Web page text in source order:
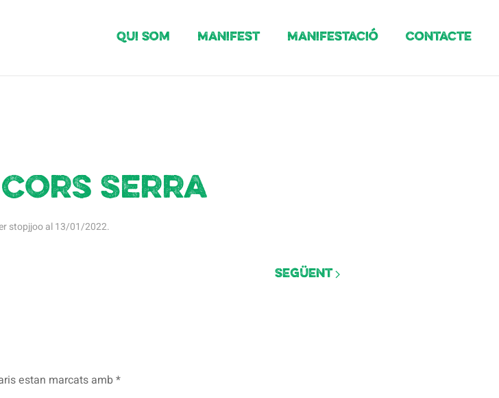
Qui Som Manifest Manifestació Contacte
Serra
stopjjooal13/01/2022.
Següent
estan marcats amb*